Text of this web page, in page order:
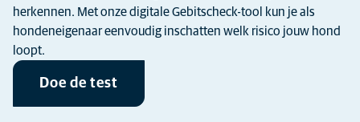
herkennen. Met onze digitale Gebitscheck-tool kun je als
hondeneigenaar eenvoudig inschatten welk risico jouw hond
loopt.
Doe de test